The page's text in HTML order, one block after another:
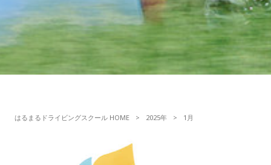
はるまるドライビングスクール HOME > 2025年 > 1月